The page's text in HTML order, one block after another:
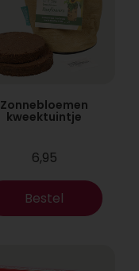
Zonnebloemen
kweektuintje
6,95
Bestel